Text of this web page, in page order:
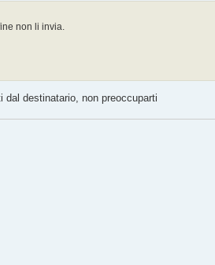
non li invia.
destinatario, non preoccuparti